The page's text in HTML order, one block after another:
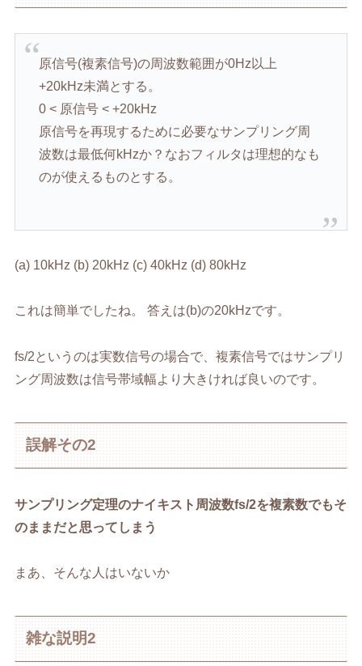
原信号(複素信号)の周波数範囲が0Hz以上
+20kHz未満とする。
0 < 原信号 < +20kHz
原信号を再現するために必要なサンプリング周
波数は最低何kHzか？なおフィルタは理想的なも
のが使えるものとする。
(a) 10kHz (b) 20kHz (c) 40kHz (d) 80kHz
これは簡単でしたね。 答えは(b)の20kHzです。
fs/2というのは実数信号の場合で、複素信号ではサンプリ
ング周波数は信号帯域幅より大きければ良いのです。
誤解その2
サンプリング定理のナイキスト周波数fs/2を複素数でもそ
のままだと思ってしまう
まあ、そんな人はいないか
雑な説明2